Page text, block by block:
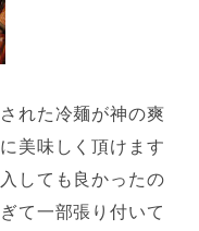
れた冷麺が神の爽
美味しく頂けます
しても良かったの
て一部張り付いて